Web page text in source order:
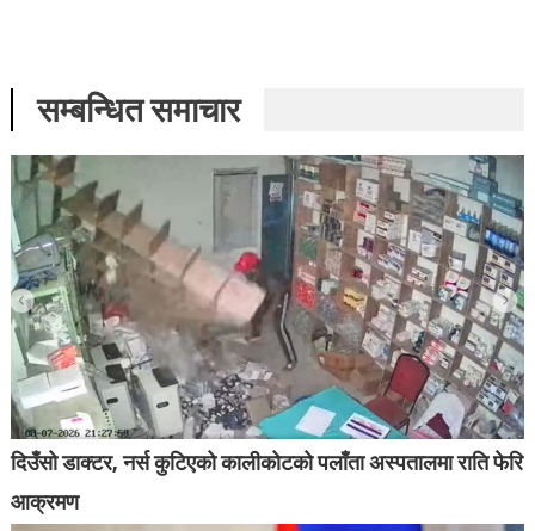
सम्बन्धित समाचार
दिउँसो डाक्टर, नर्स कुटिएको कालीकोटको पलाँता अस्पतालमा राति फेरि
आक्रमण